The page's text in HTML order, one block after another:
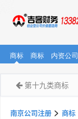
商标 商标 内资公司
第十九类商标
南京公司注册 > 商标